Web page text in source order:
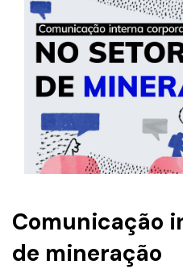
Comunicação
de mineração